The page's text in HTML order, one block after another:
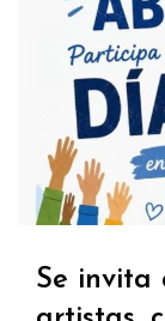
Se invita